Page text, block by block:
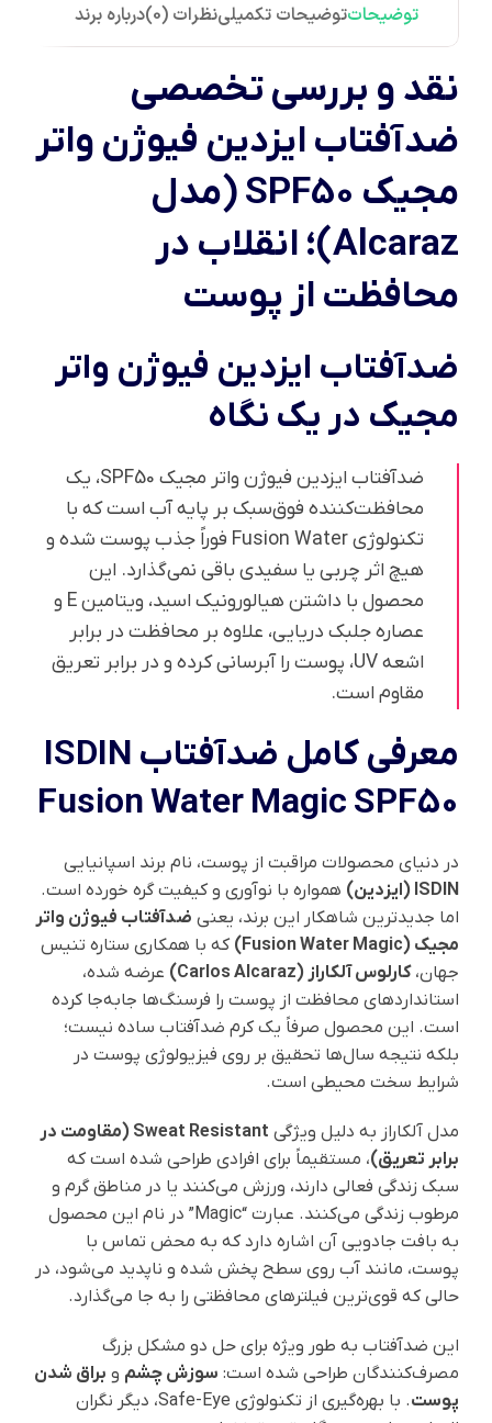
توضیحاتتوضیحات تکمیلینظرات (0) درباره برند
نقد و بررسی تخصصی
ضدآفتاب ایزدین فیوژن واتر
مجیک SPF50 (مدل
Alcaraz)؛ انقلاب در
محافظت از پوست
ضدآفتاب ایزدین فیوژن واتر
مجیک در یک نگاه
ضدآفتاب ایزدین فیوژن واتر مجیک SPF50، یک
محافظت‌کننده فوق‌سبک بر پایه آب است که با
تکنولوژی Fusion Water فوراً جذب پوست شده و
هیچ اثر چربی یا سفیدی باقی نمی‌گذارد. این
محصول با داشتن هیالورونیک اسید، ویتامین E و
عصاره جلبک دریایی، علاوه بر محافظت در برابر
اشعه UV، پوست را آبرسانی کرده و در برابر تعریق
مقاوم است.
معرفی کامل ضدآفتاب ISDIN
Fusion Water Magic SPF50
در دنیای محصولات مراقبت از پوست، نام برند اسپانیایی
ISDIN (ایزدین)
همواره با نوآوری و کیفیت گره خورده است.
اما جدیدترین شاهکار این برند، یعنی ضدآفتاب فیوژن واتر
مجیک (Fusion Water Magic)
که با همکاری ستاره تنیس
جهان،کارلوس آلکاراز (Carlos Alcaraz)
عرضه شده،
استانداردهای محافظت از پوست را فرسنگ‌ها جابه‌جا کرده
است. این محصول صرفاً یک کرم ضدآفتاب ساده نیست؛
بلکه نتیجه سال‌ها تحقیق بر روی فیزیولوژی پوست در
شرایط سخت محیطی است.
مدل آلکاراز به دلیل ویژگی
Sweat Resistant (مقاومت در
برابر تعریق)، مستقیماً برای افرادی طراحی شده است که
سبک زندگی فعالی دارند، ورزش می‌کنند یا در مناطق گرم و
مرطوب زندگی می‌کنند. عبارت “Magic” در نام این محصول
به بافت جادویی آن اشاره دارد که به محض تماس با
پوست، مانند آب روی سطح پخش شده و ناپدید می‌شود، در
حالی که قوی‌ترین فیلترهای محافظتی را به جا می‌گذارد.
این ضدآفتاب به طور ویژه برای حل دو مشکل بزرگ
مصرف‌کنندگان طراحی شده است: سوزش چشم و براق شدن
پوست
. با بهره‌گیری از تکنولوژی Safe-Eye، دیگر نگران